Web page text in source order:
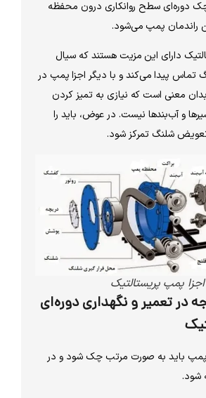
سطح روانکاری درون محفظه
پمپ می‌شود.
دارای این مزیت هستند که سیال
پیدا می‌کند و با دیگر اجزا پمپ در
است که نیازی به تمیز کردن
و آب‌بندها نیست. در عوض، باید را
شلنگ تمرکز شود.
پمپ پریستالتیک
تعمیر و نگهداری دوره‌ای
باید به صورت مرتب چک شود و در